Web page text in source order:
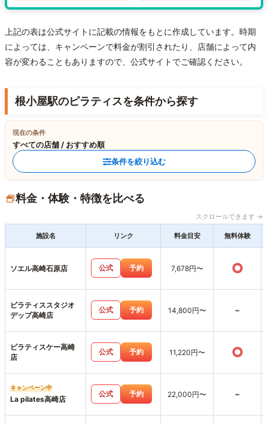
上記の表は公式サイトに記載の情報をもとに作成しています。時期
によっては、キャンペーンで料金が割引されたり、店舗によって内
容が変わることもありますので、公式サイトでご確認ください。
根小屋駅のピラティスを条件から探す
現在の条件
すべての店舗 / おすすめ順
条件を絞り込む
料金・体験・特徴を比べる
スクロールできます →
施設名 リンク 料金目安 無料体験
ソエル高崎石原店 公式 予約 7,678円〜 ○
ピラティススタジオ
デップ高崎店
公式 予約 14,800円〜 -
ピラティスケー高崎
店
公式 予約 11,220円〜 ○
キャンペーン中
La pilates高崎店
公式 予約 22,000円〜 -